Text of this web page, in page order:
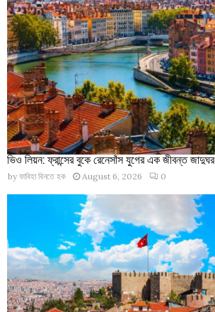
ভিও লিয়ন: ফ্রান্সের বুকে রেনেসাঁস যুগের এক জীবন্ত জাদুঘর
by ফাবিহা বিনতে হক August 6, 2026 0